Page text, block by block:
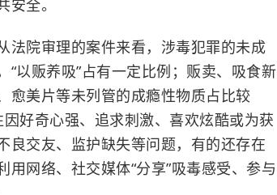
全。
法院审理的案件来看，涉毒犯罪的未成
以贩养吸”占有一定比例；贩卖、吸食新
愈美片等未列管的成瘾性物质占比较
好奇心强、追求刺激、喜欢炫酷或为获
良交友、监护缺失等问题，有的还存在
网络、社交媒体“分享”吸毒感受、参与